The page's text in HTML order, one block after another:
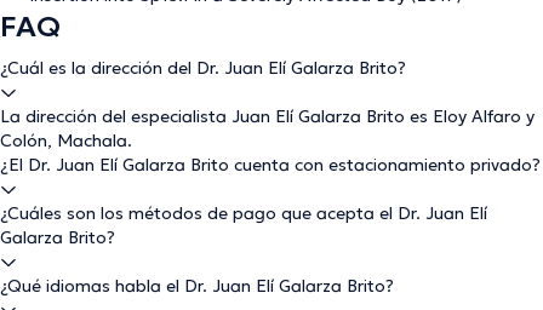
FAQ
¿Cuál es la dirección del Dr. Juan Elí Galarza Brito?
La dirección del especialista Juan Elí Galarza Brito es Eloy Alfaro y
Colón, Machala.
¿El Dr. Juan Elí Galarza Brito cuenta con estacionamiento privado?
¿Cuáles son los métodos de pago que acepta el Dr. Juan Elí
Galarza Brito?
¿Qué idiomas habla el Dr. Juan Elí Galarza Brito?